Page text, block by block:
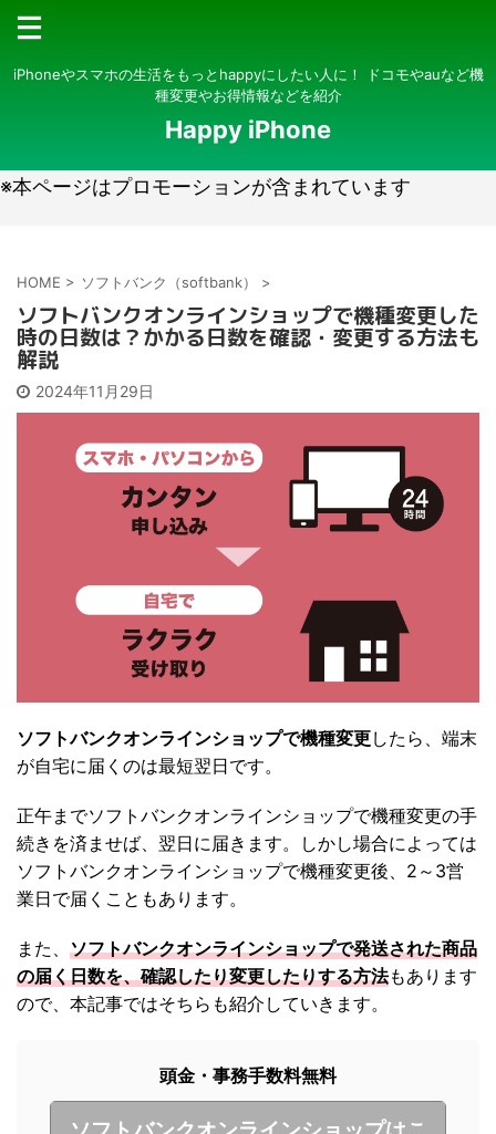
iPhoneやスマホの生活をもっとhappyにしたい人に！ ドコモやauなど機
種変更やお得情報などを紹介
Happy iPhone
※本ページはプロモーションが含まれています
HOME > ソフトバンク（softbank） >
ソフトバンクオンラインショップで機種変更した
時の日数は？かかる日数を確認・変更する方法も
解説
2024年11月29日
ソフトバンクオンラインショップで機種変更したら、端末
が自宅に届くのは最短翌日です。
正午までソフトバンクオンラインショップで機種変更の手
続きを済ませば、翌日に届きます。しかし場合によっては
ソフトバンクオンラインショップで機種変更後、2～3営
業日で届くこともあります。
また、 ソフトバンクオンラインショップで発送された商品
の届く日数を、確認したり変更したりする方法もあります
ので、本記事ではそちらも紹介していきます。
頭金・事務手数料無料